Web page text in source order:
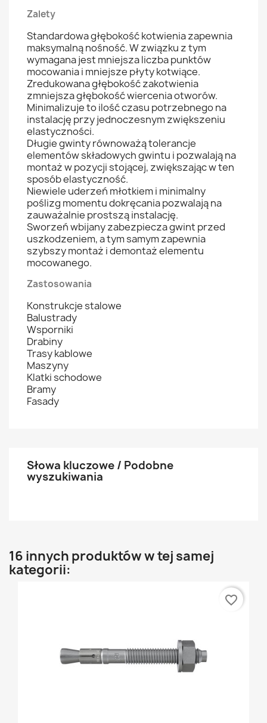
Zalety
Standardowa głębokość kotwienia zapewnia
maksymalną nośność. W związku z tym
wymagana jest mniejsza liczba punktów
mocowania i mniejsze płyty kotwiące.
Zredukowana głębokość zakotwienia
zmniejsza głębokość wiercenia otworów.
Minimalizuje to ilość czasu potrzebnego na
instalację przy jednoczesnym zwiększeniu
elastyczności.
Długie gwinty równoważą tolerancje
elementów składowych gwintu i pozwalają na
montaż w pozycji stojącej, zwiększając w ten
sposób elastyczność.
Niewiele uderzeń młotkiem i minimalny
poślizg momentu dokręcania pozwalają na
zauważalnie prostszą instalację.
Sworzeń wbijany zabezpiecza gwint przed
uszkodzeniem, a tym samym zapewnia
szybszy montaż i demontaż elementu
mocowanego.
Zastosowania
Konstrukcje stalowe
Balustrady
Wsporniki
Drabiny
Trasy kablowe
Maszyny
Klatki schodowe
Bramy
Fasady
Słowa kluczowe / Podobne
wyszukiwania
16 innych produktów w tej samej
kategorii:
favorite_border